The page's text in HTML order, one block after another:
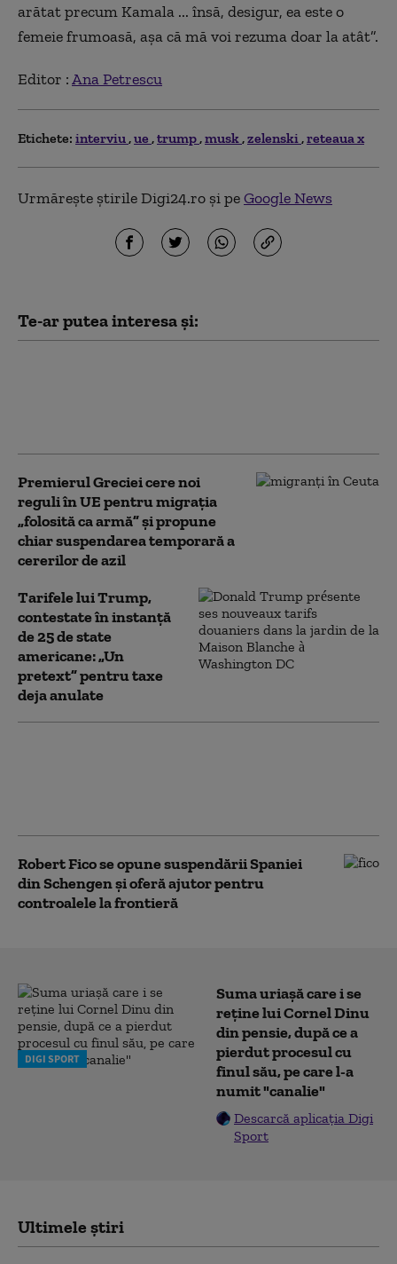
arătat precum Kamala ... însă, desigur, ea este o
femeie frumoasă, așa că mă voi rezuma doar la atât”.
Editor :Ana Petrescu
Etichete: interviu ue trump musk zelenski reteaua x
Urmărește știrile Digi24.ro și peGoogle News
Te-ar putea interesa și:
Premierul Greciei cere noi
reguli în UE pentru migrația
„folosită ca armă” și propune
chiar suspendarea temporară a
cererilor de azil
Tarifele lui Trump,
contestate în instanță
de 25 de state
americane: „Un
pretext” pentru taxe
deja anulate
Robert Fico se opune suspendării Spaniei
din Schengen şi oferă ajutor pentru
controalele la frontieră
DIGI SPORT
Suma uriașă care i se
reține lui Cornel Dinu
din pensie, după ce a
pierdut procesul cu
finul său, pe care l-a
numit "canalie"
Descarcă aplicația Digi
Sport
Ultimele știri